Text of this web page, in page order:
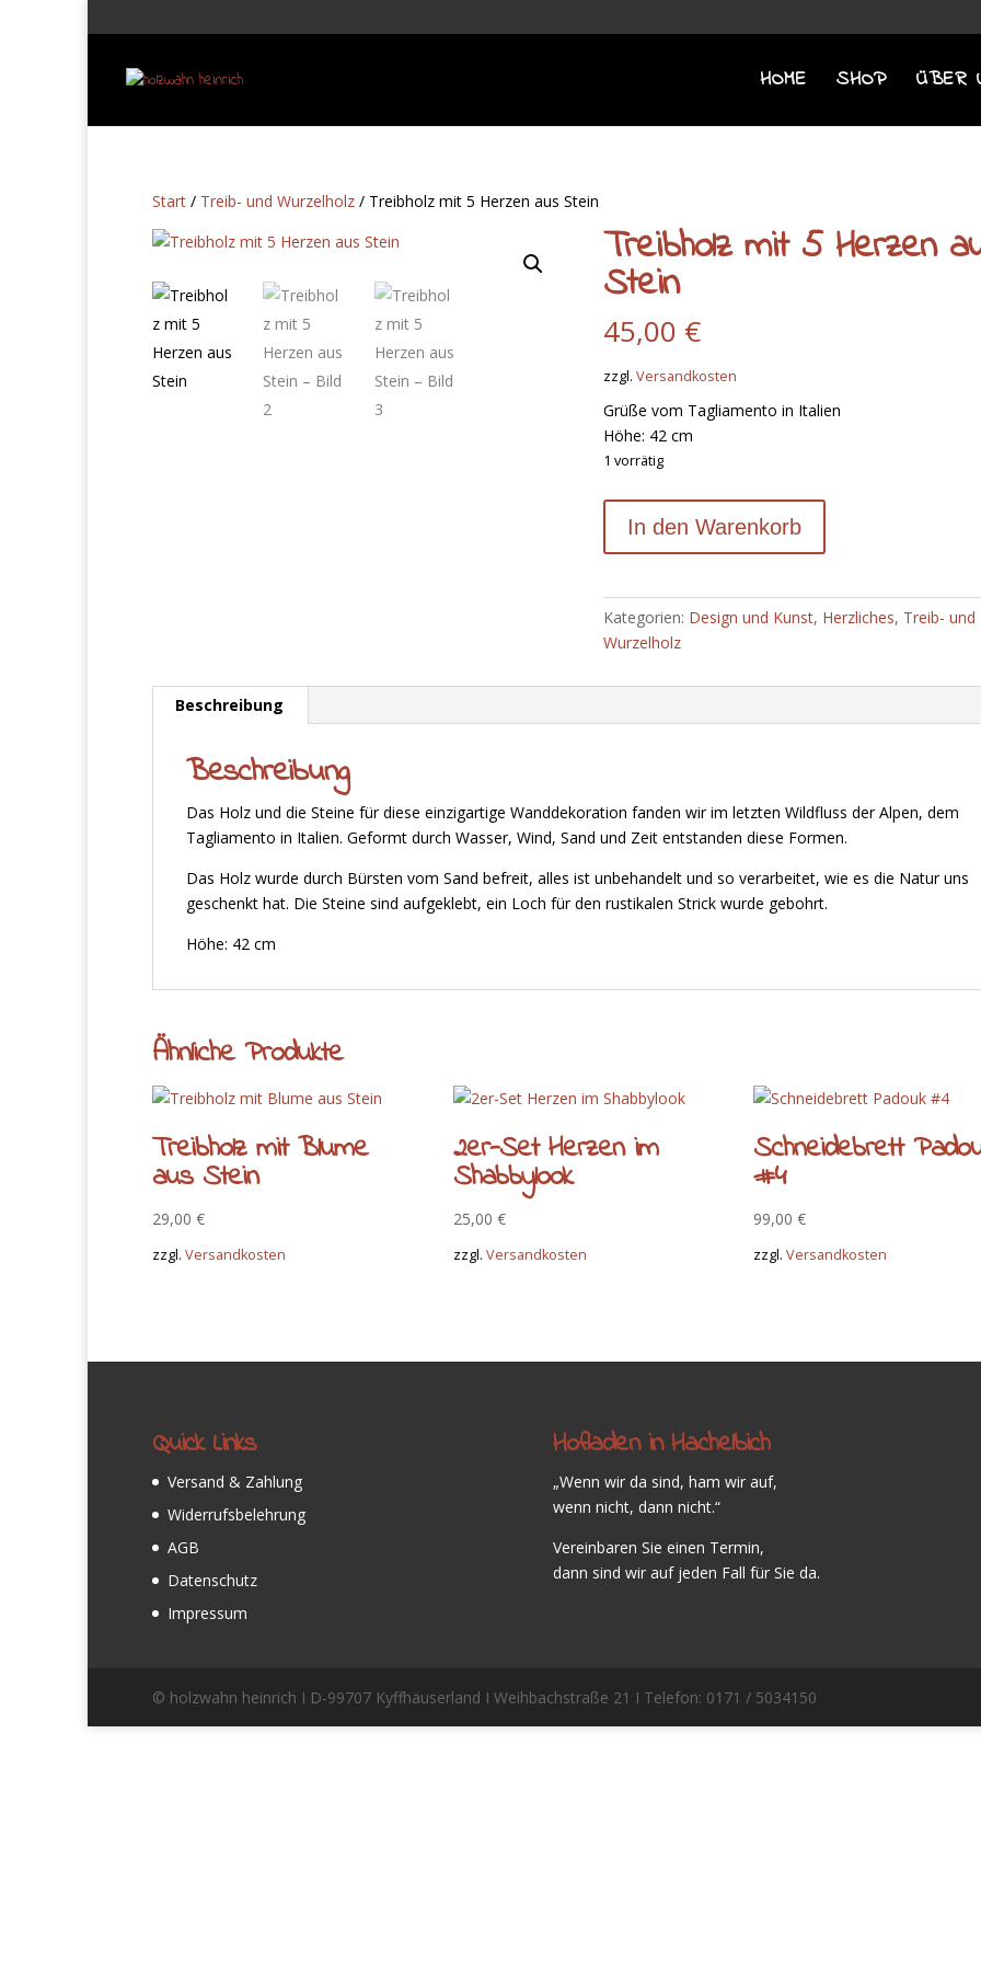
HOME SHOP ÜBER
Start / Treib- und Wurzelholz / Treibholz mit 5 Herzen aus Stein
Treibholz mit 5 Herzen
Stein
45,00 €
zzgl. Versandkosten
Grüße vom Tagliamento in Italien
Höhe: 42 cm
1 vorrätig
5
aus
Stein
In den Warenkorb
Kategorien: Design und Kunst, Herzliches, Treib- und
Wurzelholz
Beschreibung
Beschreibung
Das Holz und die Steine für diese einzigartige Wanddekoration fanden wir im letzten Wildfluss der Alpen, dem
Tagliamento in Italien. Geformt durch Wasser, Wind, Sand und Zeit entstanden diese Formen.
Das Holz wurde durch Bürsten vom Sand befreit, alles ist unbehandelt und so verarbeitet, wie es die Natur uns
geschenkt hat. Die Steine sind aufgeklebt, ein Loch für den rustikalen Strick wurde gebohrt.
Höhe: 42 cm
Ähnliche Produkte
Treibholz mit Blume
aus Stein
29,00€
zzgl.Versandkosten
2er-Set Herzen im
Shabbylook
25,00 €
zzgl. Versandkosten
Schneidebrett
#4
99,00 €
zzgl. Versandkosten
Quick Links
Versand & Zahlung
Widerrufsbelehrung
AGB
Datenschutz
Impressum
Hofladen in Hachelbich
„Wenn wir da sind, ham wir auf,
wenn nicht, dann nicht.“
Vereinbaren Sie einen Termin,
dann sind wir auf jeden Fall für Sie da.
© holzwahn heinrich I D-99707 Kyffhäuserland I Weihbachstraße 21 I Telefon: 0171 / 5034150